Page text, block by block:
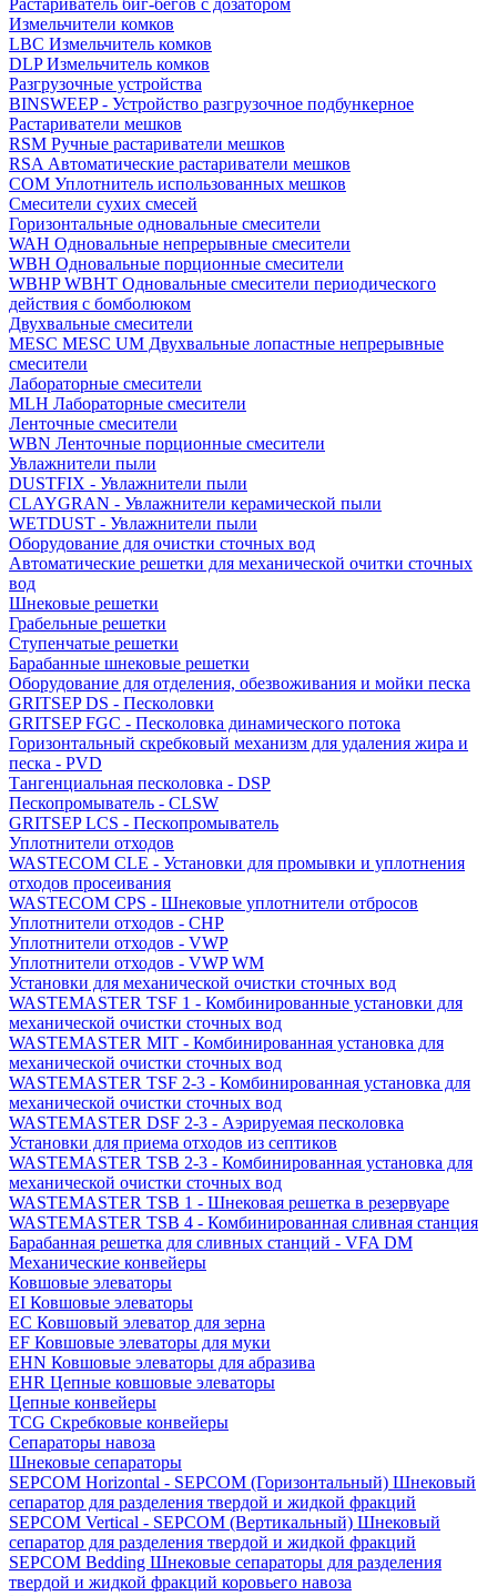
Растариватель биг-бегов с дозатором
Измельчители комков
LBC Измельчитель комков
DLP Измельчитель комков
Разгрузочные устройства
BINSWEEP - Устройство разгрузочное подбункерное
Растариватели мешков
RSM Ручные растариватели мешков
RSA Автоматические растариватели мешков
COM Уплотнитель использованных мешков
Смесители сухих смесей
Горизонтальные одновальные смесители
WAH Одновальные непрерывные смесители
WBH Одновальные порционные смесители
WBHP WBHT Одновальные смесители периодического
действия с бомболюком
Двухвальные смесители
MESC MESC UM Двухвальные лопастные непрерывные
смесители
Лабораторные смесители
MLH Лабораторные смесители
Ленточные смесители
WBN Ленточные порционные смесители
Увлажнители пыли
DUSTFIX - Увлажнители пыли
CLAYGRAN - Увлажнители керамической пыли
WETDUST - Увлажнители пыли
Оборудование для очистки сточных вод
Автоматические решетки для механической очитки сточных
вод
Шнековые решетки
Грабельные решетки
Ступенчатые решетки
Барабанные шнековые решетки
Оборудование для отделения, обезвоживания и мойки песка
GRITSEP DS - Песколовки
GRITSEP FGC - Песколовка динамического потока
Горизонтальный скребковый механизм для удаления жира и
песка - PVD
Тангенциальная песколовка - DSP
Пескопромыватель - CLSW
GRITSEP LCS - Пескопромыватель
Уплотнители отходов
WASTECOM CLE - Установки для промывки и уплотнения
отходов просеивания
WASTECOM CPS - Шнековые уплотнители отбросов
Уплотнители отходов - CHP
Уплотнители отходов - VWP
Уплотнители отходов - VWP WM
Установки для механической очистки сточных вод
WASTEMASTER TSF 1 - Комбинированные установки для
механической очистки сточных вод
WASTEMASTER MIT - Комбинированная установка для
механической очистки сточных вод
WASTEMASTER TSF 2-3 - Комбинированная установка для
механической очистки сточных вод
WASTEMASTER DSF 2-3 - Аэрируемая песколовка
Установки для приема отходов из септиков
WASTEMASTER TSB 2-3 - Комбинированная установка для
механической очистки сточных вод
WASTEMASTER TSB 1 - Шнековая решетка в резервуаре
WASTEMASTER TSB 4 - Комбинированная сливная станция
Барабанная решетка для сливных станций - VFA DM
Механические конвейеры
Ковшовые элеваторы
EI Ковшовые элеваторы
EC Ковшовый элеватор для зерна
EF Ковшовые элеваторы для муки
EHN Ковшовые элеваторы для абразива
EHR Цепные ковшовые элеваторы
Цепные конвейеры
TCG Скребковые конвейеры
Сепараторы навоза
Шнековые сепараторы
SEPCOM Horizontal - SEPCOM (Горизонтальный) Шнековый
сепаратор для разделения твердой и жидкой фракций
SEPCOM Vertical - SEPCOM (Вертикальный) Шнековый
сепаратор для разделения твердой и жидкой фракций
SEPCOM Bedding Шнековые сепараторы для разделения
твердой и жидкой фракций коровьего навоза